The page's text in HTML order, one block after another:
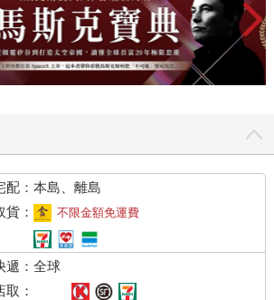
配：本島、離島
貨：
不限金額免運費
遞：全球
取：